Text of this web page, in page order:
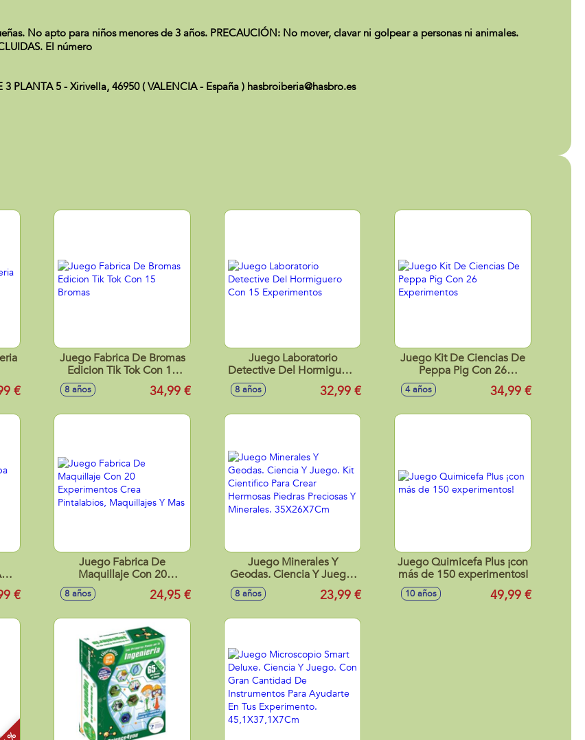
No apto para niños menores de 3 años. PRECAUCIÓN: No mover, clavar ni golpear a personas ni animales.
El número
PLANTA 5 - Xirivella, 46950 ( VALENCIA - España ) hasbroiberia@hasbro.es
€
Juego Fabrica De Bromas
Edicion Tik Tok Con 15
8 años 34,99 €
Juego Laboratorio
Detective Del Hormiguero
Con 15 Experimentos
8 años 32,99 €
Juego Kit De Ciencias De
Peppa Pig Con 26
Experimentos
4 años 34,99 €
€
Juego Fabrica De
Maquillaje Con 20
Experimentos Crea
Pintalabios, Maquillajes Y
8 años 24,95 €
Juego Minerales Y
Geodas. Ciencia Y Juego.
Kit Cientifico Para Crear
Hermosas Piedras
8 años 23,99 €
Juego Quimicefa Plus ¡con
más de 150 experimentos!
10 años 49,99 €